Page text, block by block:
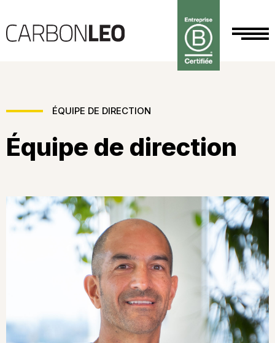
ÉQUIPE DE DIRECTION
Équipe de direction